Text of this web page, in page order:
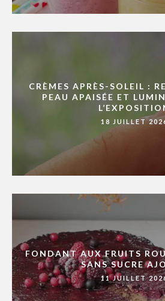
CRÈMES APRÈS-SOLEIL :
PEAU APAISÉE ET
18 JUILLET
FONDANT AUX FRUITS
SANS SUCRE
11 JUILLET